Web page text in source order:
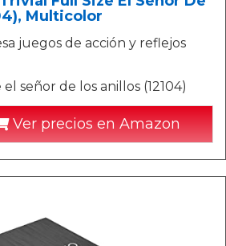
Multicolor
juegos de acción y reflejos
señor de los anillos (12104)
Ver precios en Amazon